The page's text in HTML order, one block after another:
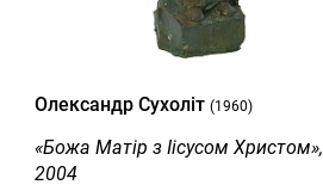
Олександр Сухоліт(1960)
«Божа Матір з Іісусом Христом»,
2004